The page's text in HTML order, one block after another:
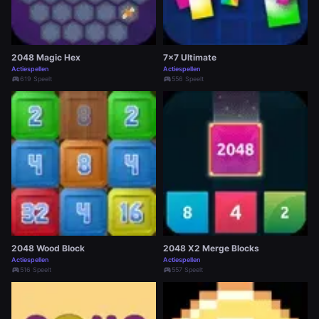
2048 Magic Hex
Actiespellen
sports_esports619 Speelt
7x7 Ultimate
Actiespellen
sports_esports556 Speelt
2048 Wood Block
Actiespellen
sports_esports516 Speelt
2048 X2 Merge Blocks
Actiespellen
sports_esports557 Speelt